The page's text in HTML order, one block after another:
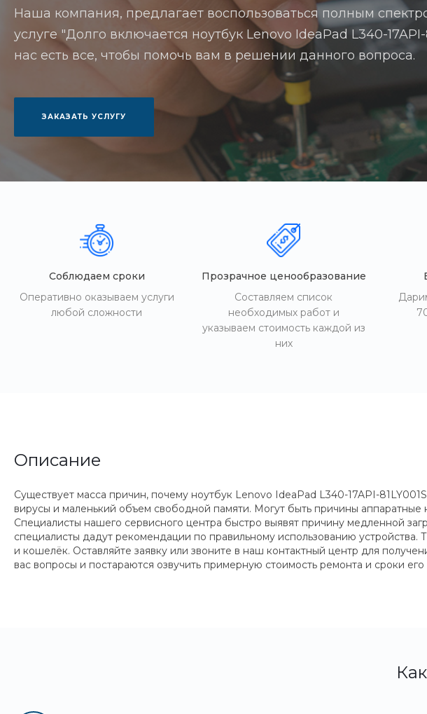
Наша компания, предлагает воспользоваться полным
услуге "Долго включается ноутбук Lenovo IdeaPad L340-17API-
нас есть все, чтобы помочь вам в решении данного вопроса.
ЗАКАЗАТЬ УСЛУГУ
Соблюдаем сроки
Оперативно оказываем услуги
любой сложности
Прозрачное ценообразование
Составляем список
необходимых работ и
указываем стоимость каждой из
них
Описание
Существует масса причин, почему ноутбук Lenovo IdeaPad L340-17API-
вирусы и маленький объем свободной памяти. Могут быть причины
Специалисты нашего сервисного центра быстро выявят причину медленной
специалисты дадут рекомендации по правильному использованию
и кошелёк. Оставляйте заявку или звоните в наш контактный центр для
вас вопросы и постараются озвучить примерную стоимость ремонта и сроки